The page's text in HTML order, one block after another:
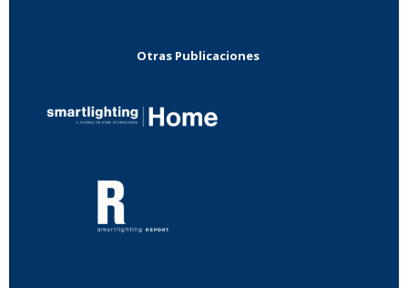
Otras Publicaciones